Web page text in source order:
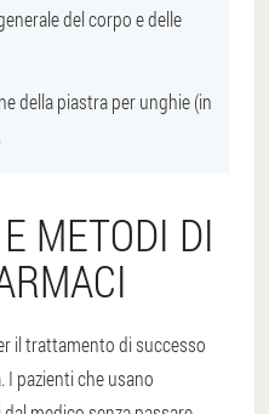
del corpo e delle
della piastra per unghie(in
METODI DI
il trattamento di successo
pazienti che usano